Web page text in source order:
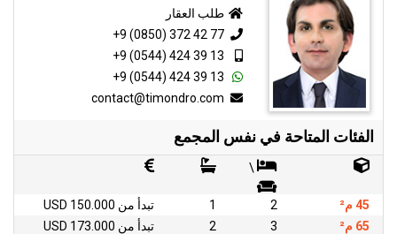
طلب العقار
+9 (0850) 372 42 77
+9 (0544) 424 39 13
+9 (0544) 424 39 13
الفئات المتاحة في نفس المجمع
\
45 م² 2
1
تبدأ من 150.000 USD
65 م²
3
2
تبدأ من 173.000 USD